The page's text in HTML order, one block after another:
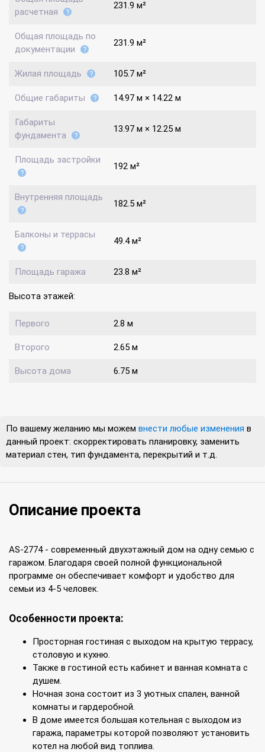
расчетная
231.9 м²
Общая площадь по
документации
231.9 м²
Жилая площадь 105.7 м²
Общие габариты 14.97 м × 14.22 м
Габариты
фундамента
13.97 м × 12.25 м
Площадь застройки
192 м²
Внутренняя площадь
182.5 м²
Балконы и террасы
49.4 м²
Площадь гаража 23.8 м²
Высота этажей:
Первого 2.8 м
Второго 2.65 м
Высота дома 6.75 м
По вашему желанию мы можем внести любые изменения в
данный проект: скорректировать планировку, заменить
материал стен, тип фундамента, перекрытий и т.д.
Описание проекта
AS-2774 - современный двухэтажный дом на одну семью с
гаражом. Благодаря своей полной функциональной
программе он обеспечивает комфорт и удобство для
семьи из 4-5 человек.
Особенности проекта:
Просторная гостиная с выходом на крытую террасу,
столовую и кухню.
Также в гостиной есть кабинет и ванная комната с
душем.
Ночная зона состоит из 3 уютных спален, ванной
комнаты и гардеробной.
В доме имеется большая котельная с выходом из
гаража, параметры которой позволяют установить
котел на любой вид топлива.